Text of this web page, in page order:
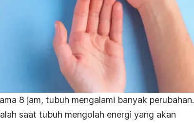
8 jam, tubuh mengalami banyak perubahan.
saat tubuh mengolah energi yang akan